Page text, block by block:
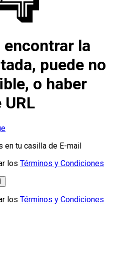
la
puede no
o haber
en tu casilla de E-mail
los Términos y Condiciones
los Términos y Condiciones